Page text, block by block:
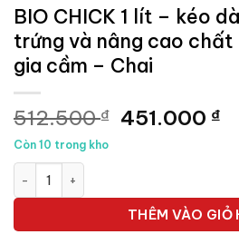
BIO CHICK 1 lít – kéo
trứng và nâng cao
gia cầm – Chai
512.500₫ Giá
451.000 ₫
Còn 10 trong kho
THÊM VÀO GIỎ